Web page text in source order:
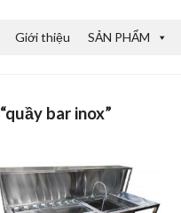
Giới thiệu SẢN PHẨM
bar inox”